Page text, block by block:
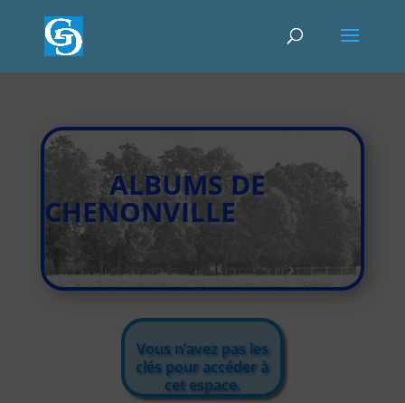
ALBUMS DE
CHENONVILLE
Vous n’avez pas les
clés pour accéder à
cet espace.